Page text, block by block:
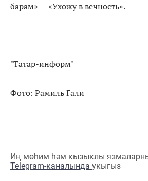
барам» — «Ухожу в вечность».
"Татар-информ"
Фото: Рамиль Гали
Иң мөһим һәм кызыклы
Telegram-каналында укыгыз